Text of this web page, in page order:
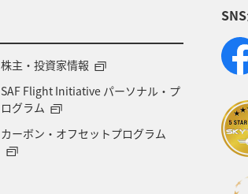
株主・投資家情報
SAF Flight Initiative パーソナル・プ
ログラム
カーボン・オフセットプログラム